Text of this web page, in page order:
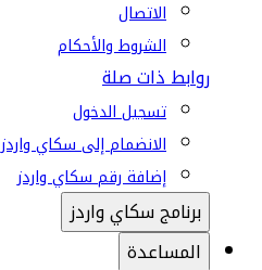
الاتصال
الشروط والأحكام
روابط ذات صلة
تسجيل الدخول
الانضمام إلى سكاي واردز
إضافة رقم سكاي واردز
برنامج سكاي واردز
المساعدة